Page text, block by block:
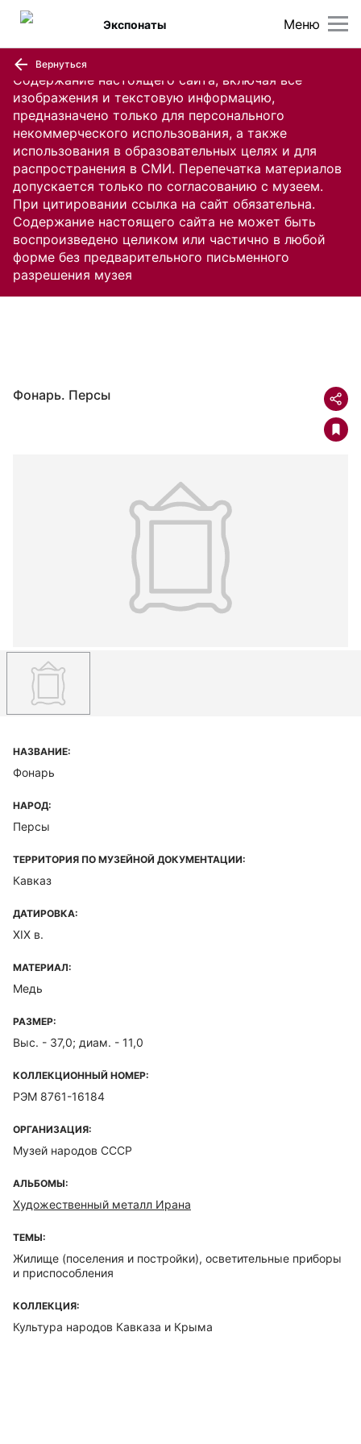
Содержание настоящего сайта, включая все
изображения и текстовую информацию,
предназначено только для персонального
некоммерческого использования, а также
использования в образовательных целях и для
распространения в СМИ. Перепечатка материалов
допускается только по согласованию с музеем.
При цитировании ссылка на сайт обязательна.
Содержание настоящего сайта не может быть
воспроизведено целиком или частично в любой
форме без предварительного письменного
разрешения музея
Меню
Экспонаты
Вернуться
Фонарь. Персы
НАЗВАНИЕ:
Фонарь
НАРОД:
Персы
ТЕРРИТОРИЯ ПО МУЗЕЙНОЙ ДОКУМЕНТАЦИИ:
Кавказ
ДАТИРОВКА:
XIX в.
МАТЕРИАЛ:
Медь
РАЗМЕР:
Выс. - 37,0; диам. - 11,0
КОЛЛЕКЦИОННЫЙ НОМЕР:
РЭМ 8761-16184
ОРГАНИЗАЦИЯ:
Музей народов СССР
АЛЬБОМЫ:
Художественный металл Ирана
ТЕМЫ:
Жилище (поселения и постройки), осветительные приборы
и приспособления
КОЛЛЕКЦИЯ:
Культура народов Кавказа и Крыма